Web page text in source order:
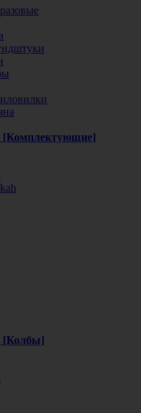
[Комплектующие]
[Колбы]